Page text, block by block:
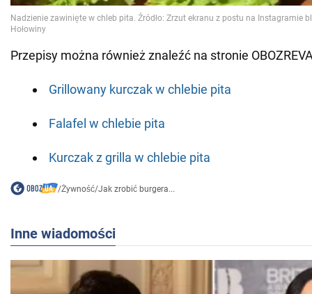
Przepisy można również znaleźć na stronie
Grillowany kurczak w chlebie pita
Falafel w chlebie pita
Kurczak z grilla w chlebie pita
/Żywność/Jak zrobić burgera...
Inne wiadomości